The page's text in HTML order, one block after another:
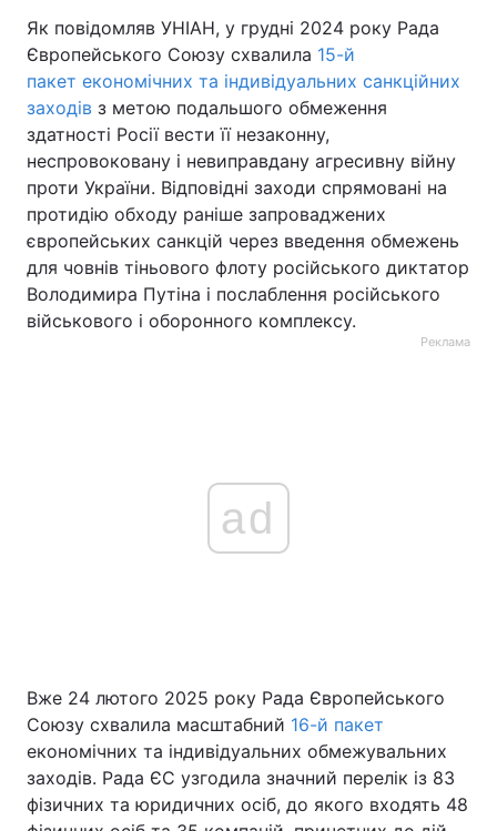
Як повідомляв УНІАН, у грудні 2024 року Рада
Європейського Союзу схвалила 15-й
пакет економічних та індивідуальних санкційних
заходів з метою подальшого обмеження
здатності Росії вести її незаконну,
неспровоковану і невиправдану агресивну війну
проти України. Відповідні заходи спрямовані на
протидію обходу раніше запроваджених
європейських санкцій через введення обмежень
для човнів тіньового флоту російського диктатор
Володимира Путіна і послаблення російського
військового і оборонного комплексу.
Реклама
ad
Вже 24 лютого 2025 року Рада Європейського
Союзу схвалила масштабний 16-й пакет
економічних та індивідуальних обмежувальних
заходів. Рада ЄС узгодила значний перелік із 83
фізичних та юридичних осіб, до якого входять 48